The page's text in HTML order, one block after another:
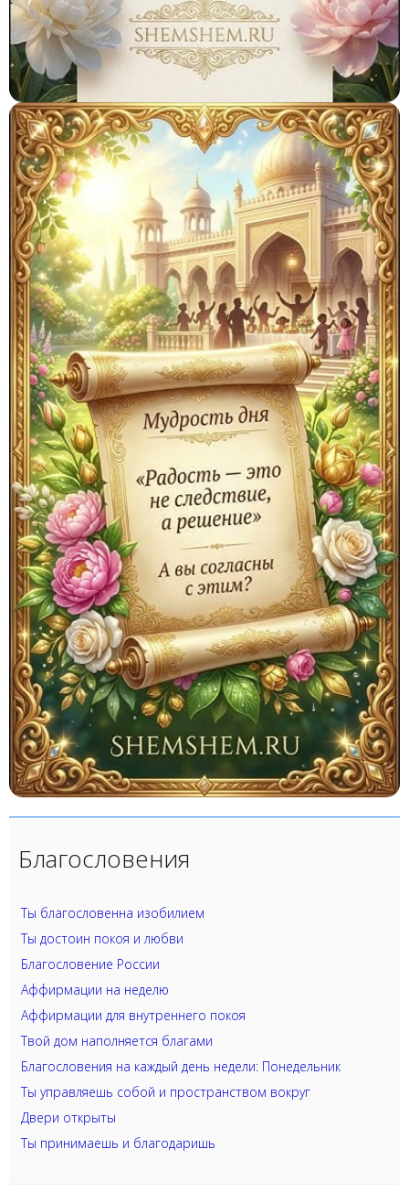
Благословения
Ты благословенна изобилием
Ты достоин покоя и любви
Благословение России
Аффирмации на неделю
Аффирмации для внутреннего покоя
Твой дом наполняется благами
Благословения на каждый день недели: Понедельник
Ты управляешь собой и пространством вокруг
Двери открыты
Ты принимаешь и благодаришь